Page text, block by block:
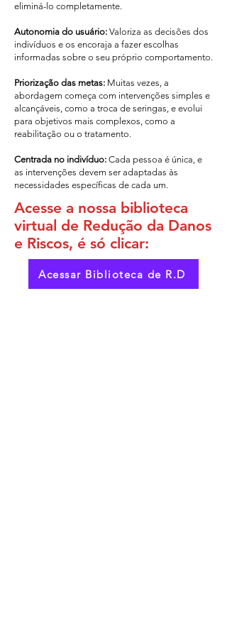
eliminá-lo completamente.
Autonomia do usuário: Valoriza as decisões dos
indivíduos e os encoraja a fazer escolhas
informadas sobre o seu próprio comportamento.
Priorização das metas: Muitas vezes, a
abordagem começa com intervenções simples e
alcançáveis, como a troca de seringas, e evolui
para objetivos mais complexos, como a
reabilitação ou o tratamento.
Centrada no indivíduo: Cada pessoa é única, e
as intervenções devem ser adaptadas às
necessidades específicas de cada um.
Acesse a nossa biblioteca
virtual de Redução da Danos
e Riscos, é só clicar:
Acessar Biblioteca de R.D